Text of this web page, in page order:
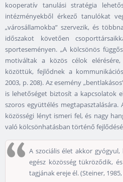
kooperatív tanulási stratégia
intézményekből érkező tanulókat
„városállamokba” szervezik, és
időszakot követően
sporteseményen. „A kölcsönös
motiváltak a közös célok
közöttük, fejlődnek a
2003, p. 208). Az esemény
is lehetőséget biztosít a kapcsolatok
szoros együttélés
közösségi lényt ismeri fel, és nagy
való kölcsönhatásban történő
A szociális élet akkor
egész közösség tükröződik,
tagjának ereje él. (Steiner,